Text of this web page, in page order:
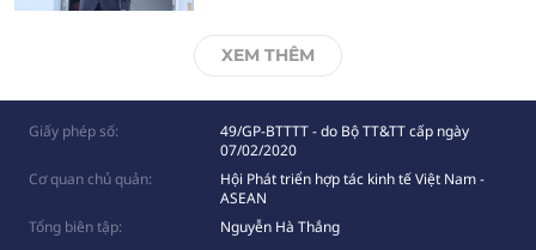
XEM THÊM
Giấy phép số:
49/GP-BTTTT - do Bộ TT&TT cấp ngày
07/02/2020
Cơ quan chủ quản:
Hội Phát triển hợp tác kinh tế Việt Nam -
ASEAN
Tổng biên tập:
Nguyễn Hà Thắng